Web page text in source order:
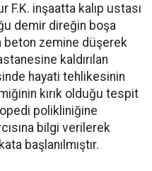
F.K. inşaatta kalıp ustası
demir direğin boşa
beton zemine düşerek
kaldırılan
hayati tehlikesinin
kırık olduğu tespit
polikliniğine
bilgi verilerek
başlanılmıştır.